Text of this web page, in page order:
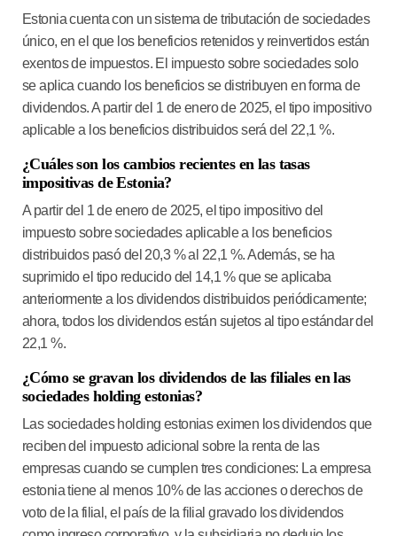
Estonia cuenta con un sistema de tributación de sociedades
único, en el que los beneficios retenidos y reinvertidos están
exentos de impuestos. El impuesto sobre sociedades solo
se aplica cuando los beneficios se distribuyen en forma de
dividendos. A partir del 1 de enero de 2025, el tipo impositivo
aplicable a los beneficios distribuidos será del 22,1 %.
¿Cuáles son los cambios recientes en las tasas
impositivas de Estonia?
A partir del 1 de enero de 2025, el tipo impositivo del
impuesto sobre sociedades aplicable a los beneficios
distribuidos pasó del 20,3 % al 22,1 %. Además, se ha
suprimido el tipo reducido del 14,1 % que se aplicaba
anteriormente a los dividendos distribuidos periódicamente;
ahora, todos los dividendos están sujetos al tipo estándar del
22,1 %.
¿Cómo se gravan los dividendos de las filiales en las
sociedades holding estonias?
Las sociedades holding estonias eximen los dividendos que
reciben del impuesto adicional sobre la renta de las
empresas cuando se cumplen tres condiciones: La empresa
estoniatiene al menos 10%de las acciones o derechos de
voto de la filial, el país de la filialgravado los dividendos